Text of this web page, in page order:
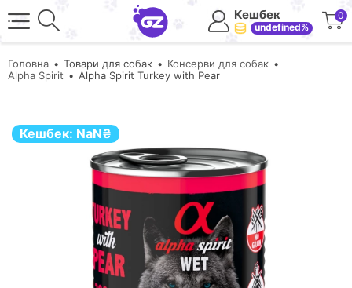
Кешбек
undefined%
0
Головна Товари для собак
Консерви для собак
Alpha Spirit
Alpha Spirit Turkey with Pear
Кешбек: NaN₴